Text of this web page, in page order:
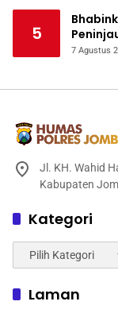
5
7 Agustus
Jl. KH. Wahid
Kabupaten
Kategori
Kategori
Laman